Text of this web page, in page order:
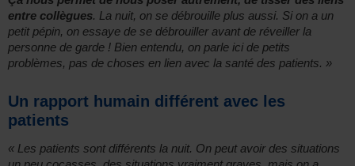
entre collègues. La nuit, on se débrouille plus aussi. Si on a un
petit pépin, on essaye de se débrouiller avant de réveiller la
personne de garde ! Bien entendu, on parle ici de petits
problèmes, pas de choses en lien avec la santé des patients. »
Un rapport humain différent avec les
patients
« Les patients sont différents la nuit. On peut avoir des situations